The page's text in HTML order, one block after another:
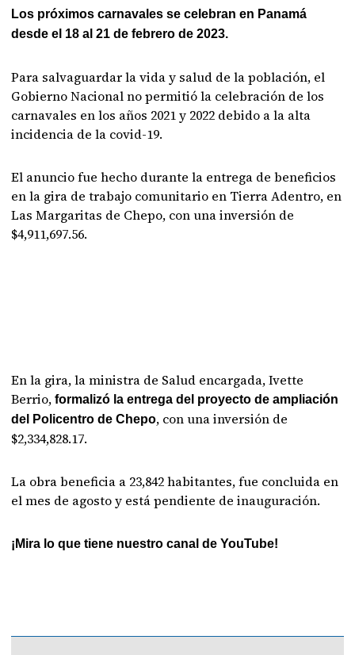
Los próximos carnavales se celebran en Panamá
desde el 18 al 21 de febrero de 2023.
Para salvaguardar la vida y salud de la población, el
Gobierno Nacional no permitió la celebración de los
carnavales en los años 2021 y 2022 debido a la alta
incidencia de la covid-19.
El anuncio fue hecho durante la entrega de beneficios
en la gira de trabajo comunitario en Tierra Adentro, en
Las Margaritas de Chepo, con una inversión de
$4,911,697.56.
En la gira, la ministra de Salud encargada, Ivette
Berrio,formalizó la entrega del proyecto de ampliación
del Policentro de Chepo, con una inversión de
$2,334,828.17.
La obra beneficia a 23,842 habitantes, fue concluida en
el mes de agosto y está pendiente de inauguración.
¡Mira lo que tiene nuestro canal de YouTube!